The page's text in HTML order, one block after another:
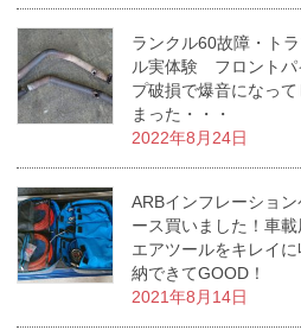
ランクル60故障・ト
ル実体験 フロントパ
プ破損で爆音になって
まった・・・
2022年8月24日
ARBインフレーション
ース買いました！車載
エアツールをキレイに
納できてGOOD！
2021年8月14日